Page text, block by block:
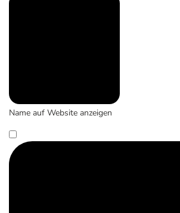
Name auf Website anzeigen